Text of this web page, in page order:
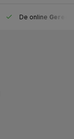
De online